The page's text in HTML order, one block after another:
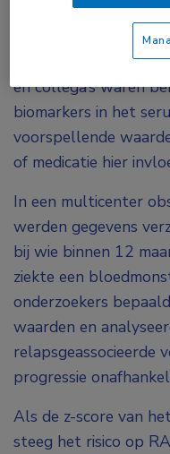
glial fibrillary acidic
onderzoeken los
ziekteprogressie bij
en collega’s waren
biomarkers in het
voorspellende
of medicatie hier
In een multicenter
werden gegevens
bij wie binnen 12
ziekte een
onderzoekers
waarden en
relapsgeassocieerde
progressie
Als de z-score van
steeg het risico op